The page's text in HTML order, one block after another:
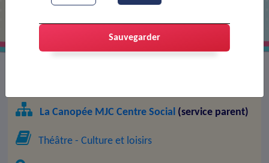
La Canopée MJC Centre Social (service parent)
Théâtre - Culture et loisirs
Sauvegarder